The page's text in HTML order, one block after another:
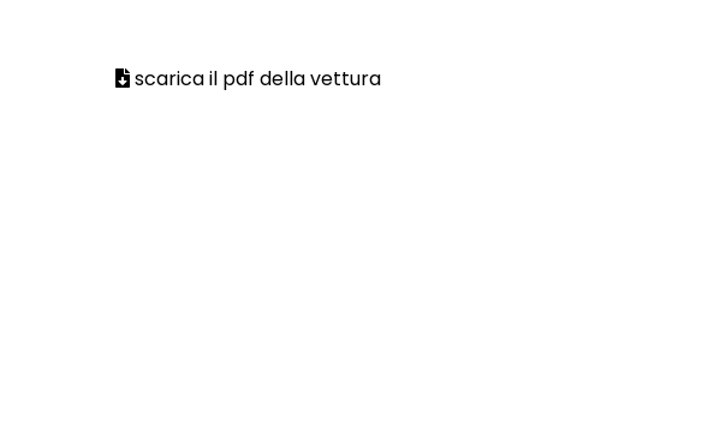
scarica il pdf della vettura